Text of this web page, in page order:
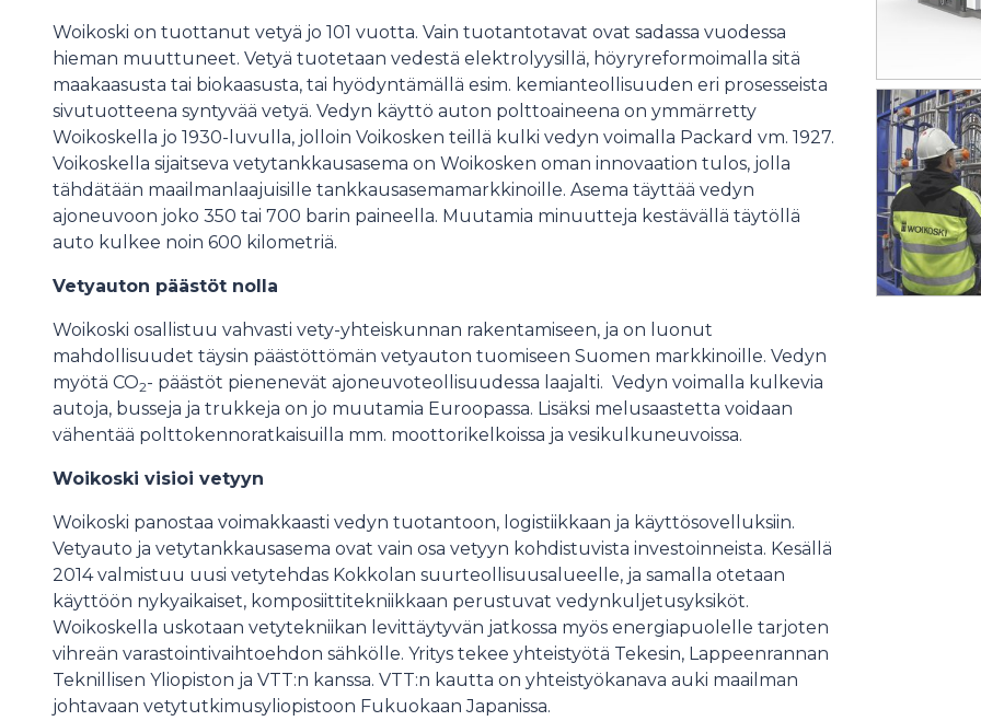
Woikoski on tuottanut vetyä jo 101 vuotta. Vain tuotantotavat ovat sadassa vuodessa
hieman muuttuneet. Vetyä tuotetaan vedestä elektrolyysillä, höyryreformoimalla sitä
maakaasusta tai biokaasusta, tai hyödyntämällä esim. kemianteollisuuden eri prosesseista
sivutuotteena syntyvää vetyä. Vedyn käyttö auton polttoaineena on ymmärretty
Woikoskella jo 1930-luvulla, jolloin Voikosken teillä kulki vedyn voimalla Packard vm. 1927.
Voikoskella sijaitseva vetytankkausasema on Woikosken oman innovaation tulos, jolla
tähdätään maailmanlaajuisille tankkausasemamarkkinoille. Asema täyttää vedyn
ajoneuvoon joko 350 tai 700 barin paineella. Muutamia minuutteja kestävällä täytöllä
auto kulkee noin 600 kilometriä.
Vetyauton päästöt nolla
Woikoski osallistuu vahvasti vety-yhteiskunnan rakentamiseen, ja on luonut
mahdollisuudet täysin päästöttömän vetyauton tuomiseen Suomen markkinoille. Vedyn
myötä CO2- päästöt pienenevät ajoneuvoteollisuudessa laajalti. Vedyn voimalla kulkevia
autoja, busseja ja trukkeja on jo muutamia Euroopassa. Lisäksi melusaastetta voidaan
vähentää polttokennoratkaisuilla mm. moottorikelkoissa ja vesikulkuneuvoissa.
Woikoski visioi vetyyn
Woikoski panostaa voimakkaasti vedyn tuotantoon, logistiikkaan ja käyttösovelluksiin.
Vetyauto ja vetytankkausasema ovat vain osa vetyyn kohdistuvista investoinneista. Kesällä
2014 valmistuu uusi vetytehdas Kokkolan suurteollisuusalueelle, ja samalla otetaan
käyttöön nykyaikaiset, komposiittitekniikkaan perustuvat vedynkuljetusyksiköt.
Woikoskella uskotaan vetytekniikan levittäytyvän jatkossa myös energiapuolelle tarjoten
vihreän varastointivaihtoehdon sähkölle. Yritys tekee yhteistyötä Tekesin, Lappeenrannan
Teknillisen Yliopiston ja VTT:n kanssa. VTT:n kautta on yhteistyökanava auki maailman
johtavaan vetytutkimusyliopistoon Fukuokaan Japanissa.